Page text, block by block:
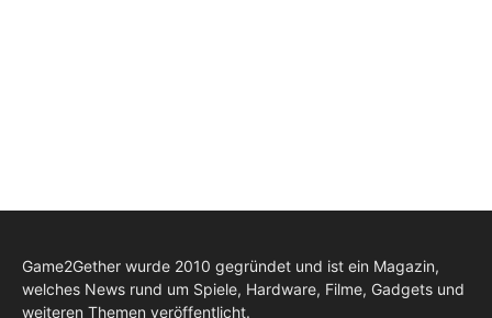
Game2Gether wurde 2010 gegründet und ist ein Magazin,
welches News rund um Spiele, Hardware, Filme, Gadgets und
weiteren Themen veröffentlicht.